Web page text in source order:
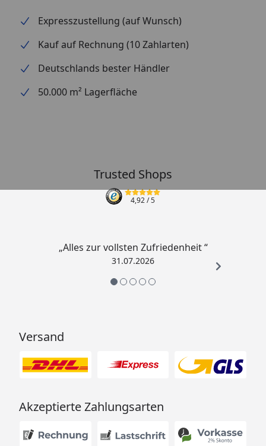
Expresszustellung (auf Wunsch)
Kauf auf Rechnung (10 Zahlarten)
Deutschlands bester Händler
50.000 m² Lagerfläche
Trusted Shops
4,92/ 5
„Alles zur vollsten Zufriedenheit “
31.07.2026
Versand
Akzeptierte Zahlungsarten